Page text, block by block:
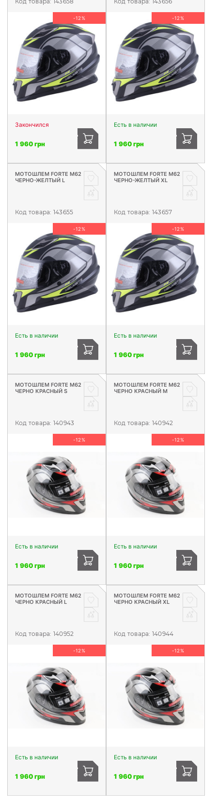
-12%
Закончился
1 960 грн
-12%
Есть в наличии
1 960 грн
МОТОШЛЕМ FORTE М62
ЧЕРНО-ЖЕЛТЫЙ L
Код товара: 143655
-12%
Есть в наличии
1 960 грн
МОТОШЛЕМ FORTE М62
ЧЕРНО-ЖЕЛТЫЙ XL
Код товара: 143657
-12%
Есть в наличии
1 960 грн
МОТОШЛЕМ FORTE М62
ЧЕРНО КРАСНЫЙ S
Код товара: 140943
-12%
Есть в наличии
1 960 грн
МОТОШЛЕМ FORTE М62
ЧЕРНО КРАСНЫЙ M
Код товара: 140942
-12%
Есть в наличии
1 960 грн
МОТОШЛЕМ FORTE М62
ЧЕРНО КРАСНЫЙ L
Код товара: 140952
-12%
Есть в наличии
1 960 грн
МОТОШЛЕМ FORTE М62
ЧЕРНО КРАСНЫЙ XL
Код товара: 140944
-12%
Есть в наличии
1 960 грн